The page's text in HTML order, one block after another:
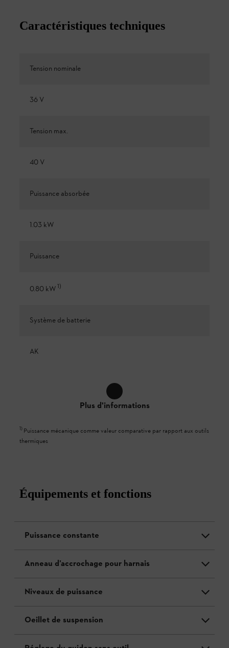
Caractéristiques techniques
Tension nominale
36 V
Tension max.
40 V
Puissance absorbée
1.03 kW
Puissance
0.80 kW1)
Système de batterie
AK
Plus d'informations
1) Puissance mécanique comme valeur comparative par rapport aux outils
thermiques
Équipements et fonctions
Puissance constante
Anneau d’accrochage pour harnais
Niveaux de puissance
Oeillet de suspension